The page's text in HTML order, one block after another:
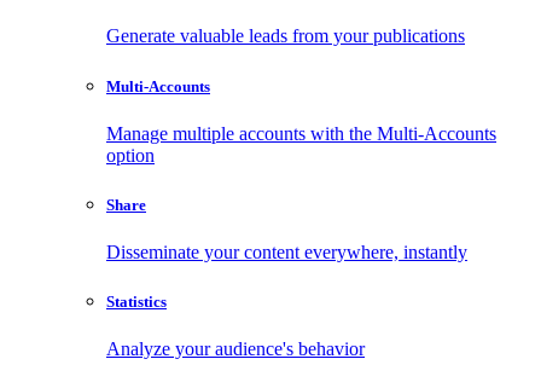
Generate valuable leads from your publications
Multi-Accounts
Manage multiple accounts with the Multi-Accounts
option
Share
Disseminate your content everywhere, instantly
Statistics
Analyze your audience's behavior